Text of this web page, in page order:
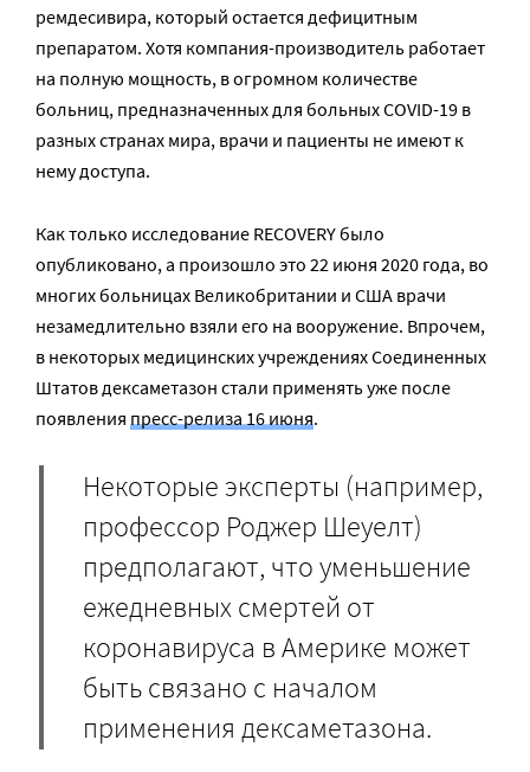
ремдесивира, который остается дефицитным
препаратом. Хотя компания-производитель работает
на полную мощность, в огромном количестве
больниц, предназначенных для больных COVID-19 в
разных странах мира, врачи и пациенты не имеют к
нему доступа.
Как только исследование RECOVERY было
опубликовано, а произошло это 22 июня 2020 года, во
многих больницах Великобритании и США врачи
незамедлительно взяли его на вооружение. Впрочем,
в некоторых медицинских учреждениях Соединенных
Штатов дексаметазон стали применять уже после
появления пресс-релиза 16 июня.
Некоторые эксперты (например,
профессор Роджер Шеуелт)
предполагают, что уменьшение
ежедневных смертей от
коронавируса в Америке может
быть связано с началом
применения дексаметазона.